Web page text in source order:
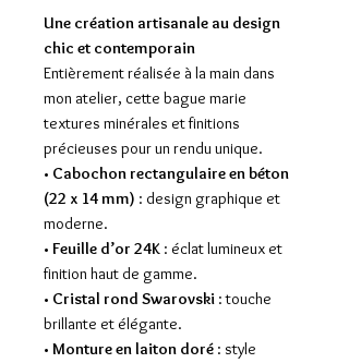
Une création artisanale au design
chic et contemporain
Entièrement réalisée à la main dans
mon atelier, cette bague marie
textures minérales et finitions
précieuses pour un rendu unique.
• Cabochon rectangulaire en béton
(22 x 14 mm) : design graphique et
moderne.
• Feuille d’or 24K : éclat lumineux et
finition haut de gamme.
• Cristal rond Swarovski : touche
brillante et élégante.
• Monture en laiton doré : style